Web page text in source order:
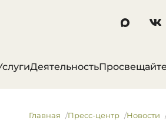
Деятельность
Главная Пресс-центр Новости